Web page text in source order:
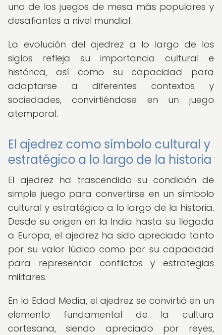
uno de los juegos de mesa más populares y
desafiantes a nivel mundial.
La evolución del ajedrez a lo largo de los
siglos refleja su importancia cultural e
histórica, así como su capacidad para
adaptarse a diferentes contextos y
sociedades, convirtiéndose en un juego
atemporal.
El ajedrez como símbolo cultural y
estratégico a lo largo de la historia
El ajedrez ha trascendido su condición de
simple juego para convertirse en un símbolo
cultural y estratégico a lo largo de la historia.
Desde su origen en la India hasta su llegada
a Europa, el ajedrez ha sido apreciado tanto
por su valor lúdico como por su capacidad
para representar conflictos y estrategias
militares.
En la Edad Media, el ajedrez se convirtió en un
elemento fundamental de la cultura
cortesana, siendo apreciado por reyes,